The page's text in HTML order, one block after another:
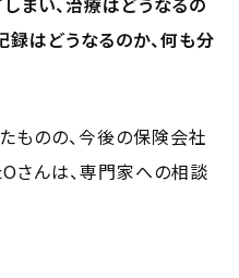
録はどうなるのか、何も分
ものの、今後の保険会社
さんは、専門家への相談